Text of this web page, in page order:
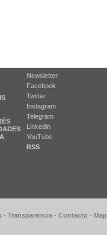
Newsletter
Facebook
Twitter
Instagram
Telegram
Linkedin
YouTube
RSS
- Transparencia - Contacto -